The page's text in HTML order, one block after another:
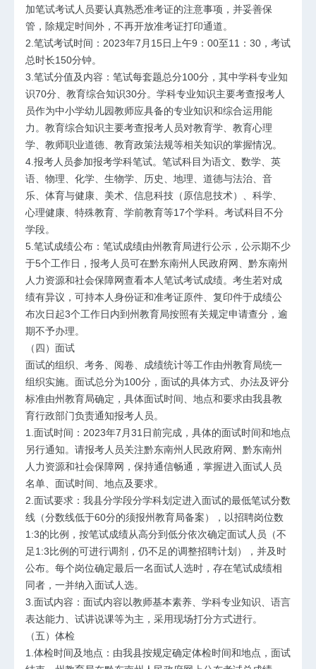
加笔试考试人员要认真熟悉准考证的注意事项，并妥善保
管，除规定时间外，不再开放准考证打印通道。
2.笔试考试时间：2023年7月15日上午9：00至11：30，考试
总时长150分钟。
3.笔试分值及内容：笔试每套题总分100分，其中学科专业知
识70分、教育综合知识30分。学科专业知识主要考查报考人
员作为中小学幼儿园教师应具备的专业知识和综合运用能
力。教育综合知识主要考查报考人员对教育学、教育心理
学、教师职业道德、教育政策法规等相关知识的掌握情况。
4.报考人员参加报考学科笔试。笔试科目为语文、数学、英
语、物理、化学、生物学、历史、地理、道德与法治、音
乐、体育与健康、美术、信息科技（原信息技术）、科学、
心理健康、特殊教育、学前教育等17个学科。考试科目不分
学段。
5.笔试成绩公布：笔试成绩由州教育局进行公示，公示期不少
于5个工作日，报考人员可在黔东南州人民政府网、黔东南州
人力资源和社会保障网查看本人笔试考试成绩。考生若对成
绩有异议，可持本人身份证和准考证原件、复印件于成绩公
布次日起3个工作日内到州教育局按照有关规定申请查分，逾
期不予办理。
（四）面试
面试的组织、考务、阅卷、成绩统计等工作由州教育局统一
组织实施。面试总分为100分，面试的具体方式、办法及评分
标准由州教育局确定，具体面试时间、地点和要求由我县教
育行政部门负责通知报考人员。
1.面试时间：2023年7月31日前完成，具体的面试时间和地点
另行通知。请报考人员关注黔东南州人民政府网、黔东南州
人力资源和社会保障网，保持通信畅通，掌握进入面试人员
名单、面试时间、地点及要求。
2.面试要求：我县分学段分学科划定进入面试的最低笔试分数
线（分数线低于60分的须报州教育局备案），以招聘岗位数
1:3的比例，按笔试成绩从高分到低分依次确定面试人员（不
足1:3比例的可进行调剂，仍不足的调整招聘计划），并及时
公布。每个岗位确定最后一名面试人选时，存在笔试成绩相
同者，一并纳入面试人选。
3.面试内容：面试内容以教师基本素养、学科专业知识、语言
表达能力、试讲说课等为主，采用现场打分方式进行。
（五）体检
1.体检时间及地点：由我县按规定确定体检时间和地点，面试